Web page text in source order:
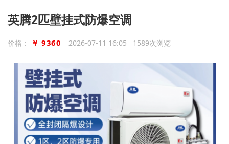
英腾2匹壁挂式防爆空调
价格： ￥ 9360 2026-07-11 16:05 1589次浏览